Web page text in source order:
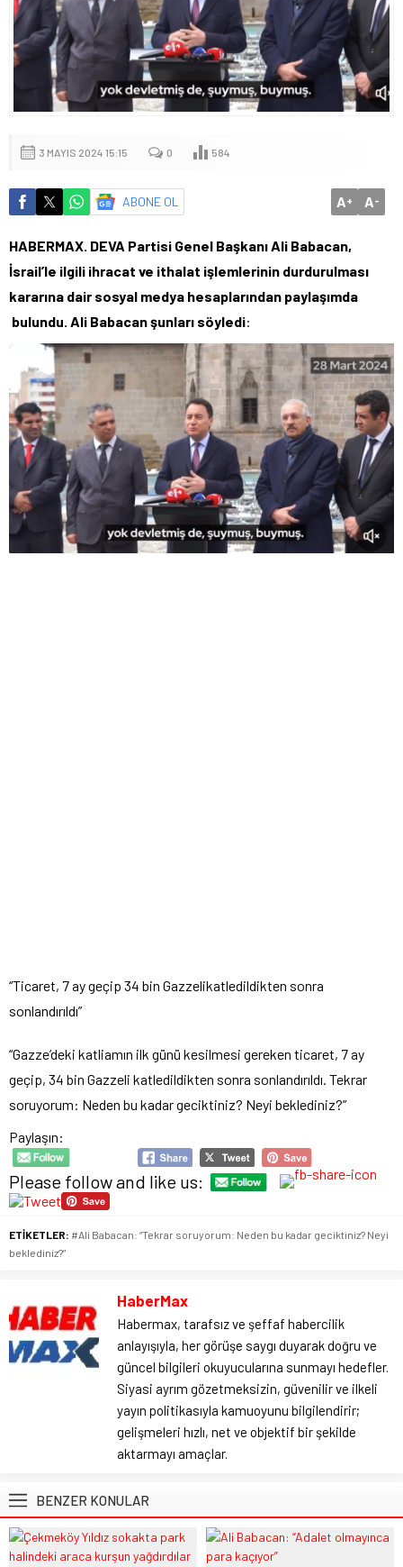
3 MAYIS 2024 15:15 0 584
ABONE OL A+ A-
HABERMAX. DEVA Partisi Genel Başkanı Ali Babacan,
İsrail’le ilgili ihracat ve ithalat işlemlerinin durdurulması
kararına dair sosyal medya hesaplarından paylaşımda
bulundu. Ali Babacan şunları söyledi:
“Ticaret, 7 ay geçip 34 bin Gazzelikatledildikten sonra
sonlandırıldı”
“Gazze’deki katliamın ilk günü kesilmesi gereken ticaret, 7 ay
geçip, 34 bin Gazzeli katledildikten sonra sonlandırıldı. Tekrar
soruyorum: Neden bu kadar geciktiniz? Neyi beklediniz?”
Paylaşın:
Please follow and like us:
ETİKETLER: #Ali Babacan: “Tekrar soruyorum: Neden bu kadar geciktiniz? Neyi
beklediniz?”
HaberMax
Habermax, tarafsız ve şeffaf habercilik
anlayışıyla, her görüşe saygı duyarak doğru ve
güncel bilgileri okuyucularına sunmayı hedefler.
Siyasi ayrım gözetmeksizin, güvenilir ve ilkeli
yayın politikasıyla kamuoyunu bilgilendirir;
gelişmeleri hızlı, net ve objektif bir şekilde
aktarmayı amaçlar.
BENZER KONULAR